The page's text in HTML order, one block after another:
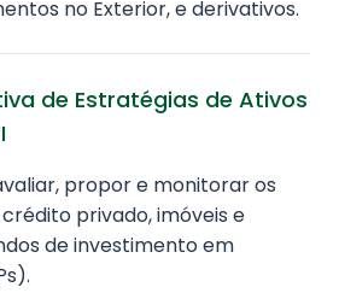
no Exterior, e derivativos.
de Estratégias de Ativos
propor e monitorar os
privado, imóveis e
de investimento em